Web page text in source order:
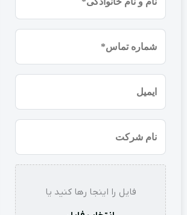
نام
خانوادگی
(ضروری)
موبایل
(ضروری)
شرکت
استعلام
فایل را اینجا رها کنید یا